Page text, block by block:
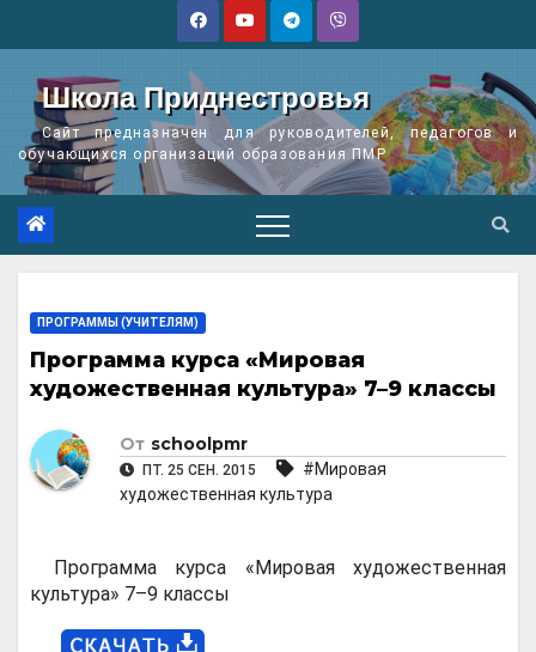
Школа Приднестровья
Сайт предназначен для руководителей, педагогов и
обучающихся организаций образования ПМР
ПРОГРАММЫ (УЧИТЕЛЯМ)
Программа курса «Мировая
художественная культура» 7–9 классы
От schoolpmr
ПТ. 25 СЕН. 2015
#Мировая
художественная культура
Программа курса «Мировая художественная
культура» 7–9 классы